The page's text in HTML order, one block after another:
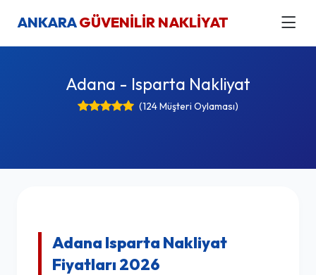
ANKARAGÜVENİLİR NAKLİYAT
Adana - Isparta Nakliyat
(124 Müşteri Oylaması)
Adana Isparta Nakliyat
Fiyatları 2026